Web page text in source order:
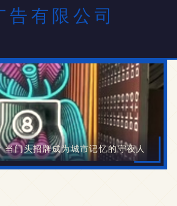
有限公司
当门头招牌成为城市记忆的守夜人